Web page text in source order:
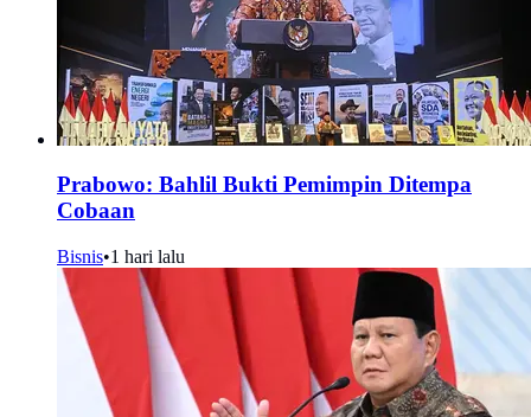
Prabowo: Bahlil Bukti Pemimpin Ditempa
Cobaan
Bisnis•1 hari lalu